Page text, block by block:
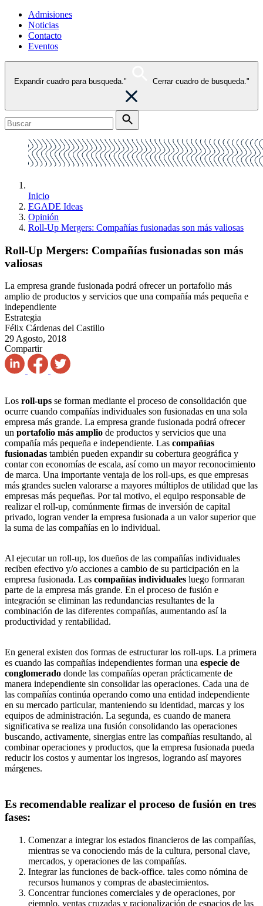
Admisiones
Noticias
Contacto
Eventos
Expandir cuadro para busqueda." Cerrar cuadro de busqueda."
Inicio
EGADE Ideas
Opinión
Roll-Up Mergers: Compañías fusionadas son más valiosas
Roll-Up Mergers: Compañías fusionadas son más
valiosas
La empresa grande fusionada podrá ofrecer un portafolio más
amplio de productos y servicios que una compañía más pequeña e
independiente
Estrategia
Félix Cárdenas del Castillo
29 Agosto, 2018
Compartir
Los roll-ups se forman mediante el proceso de consolidación que
ocurre cuando compañías individuales son fusionadas en una sola
empresa más grande. La empresa grande fusionada podrá ofrecer
un portafolio más amplio de productos y servicios que una
compañía más pequeña e independiente. Las compañías
fusionadas también pueden expandir su cobertura geográfica y
contar con economías de escala, así como un mayor reconocimiento
de marca. Una importante ventaja de los roll-ups, es que empresas
más grandes suelen valorarse a mayores múltiplos de utilidad que las
empresas más pequeñas. Por tal motivo, el equipo responsable de
realizar el roll-up, comúnmente firmas de inversión de capital
privado, logran vender la empresa fusionada a un valor superior que
la suma de las compañías en lo individual.
Al ejecutar un roll-up, los dueños de las compañías individuales
reciben efectivo y/o acciones a cambio de su participación en la
empresa fusionada. Las compañías individuales luego formaran
parte de la empresa más grande. En el proceso de fusión e
integración se eliminan las redundancias resultantes de la
combinación de las diferentes compañías, aumentando así la
productividad y rentabilidad.
En general existen dos formas de estructurar los roll-ups. La primera
es cuando las compañías independientes forman una especie de
conglomerado donde las compañías operan prácticamente de
manera independiente sin consolidar las operaciones. Cada una de
las compañías continúa operando como una entidad independiente
en su mercado particular, manteniendo su identidad, marcas y los
equipos de administración. La segunda, es cuando de manera
significativa se realiza una fusión consolidando las operaciones
buscando, activamente, sinergias entre las compañías resultando, al
combinar operaciones y productos, que la empresa fusionada pueda
reducir los costos y aumentar los ingresos, logrando así mayores
márgenes.
Es recomendable realizar el proceso de fusión en tres
fases:
Comenzar a integrar los estados financieros de las compañías,
mientras se va conociendo más de la cultura, personal clave,
mercados, y operaciones de las compañías.
Integrar las funciones de back-office. tales como nómina de
recursos humanos y compras de abastecimientos.
Concentrar funciones comerciales y de operaciones, por
ejemplo, ventas cruzadas y racionalización de espacios de las